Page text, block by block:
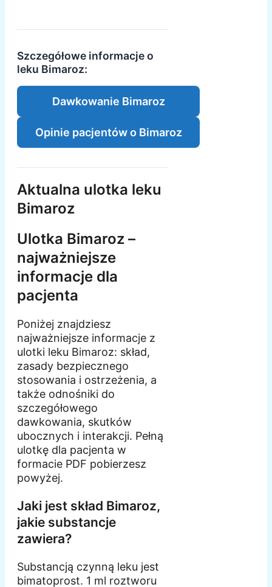
Szczegółowe informacje o
leku Bimaroz:
Dawkowanie Bimaroz
Opinie pacjentów o Bimaroz
Aktualna ulotka leku
Bimaroz
Ulotka Bimaroz –
najważniejsze
informacje dla
pacjenta
Poniżej znajdziesz
najważniejsze informacje z
ulotki leku Bimaroz: skład,
zasady bezpiecznego
stosowania i ostrzeżenia, a
także odnośniki do
szczegółowego
dawkowania, skutków
ubocznych i interakcji. Pełną
ulotkę dla pacjenta w
formacie PDF pobierzesz
powyżej.
Jaki jest skład Bimaroz,
jakie substancje
zawiera?
Substancją czynną leku jest
bimatoprost. 1 ml roztworu